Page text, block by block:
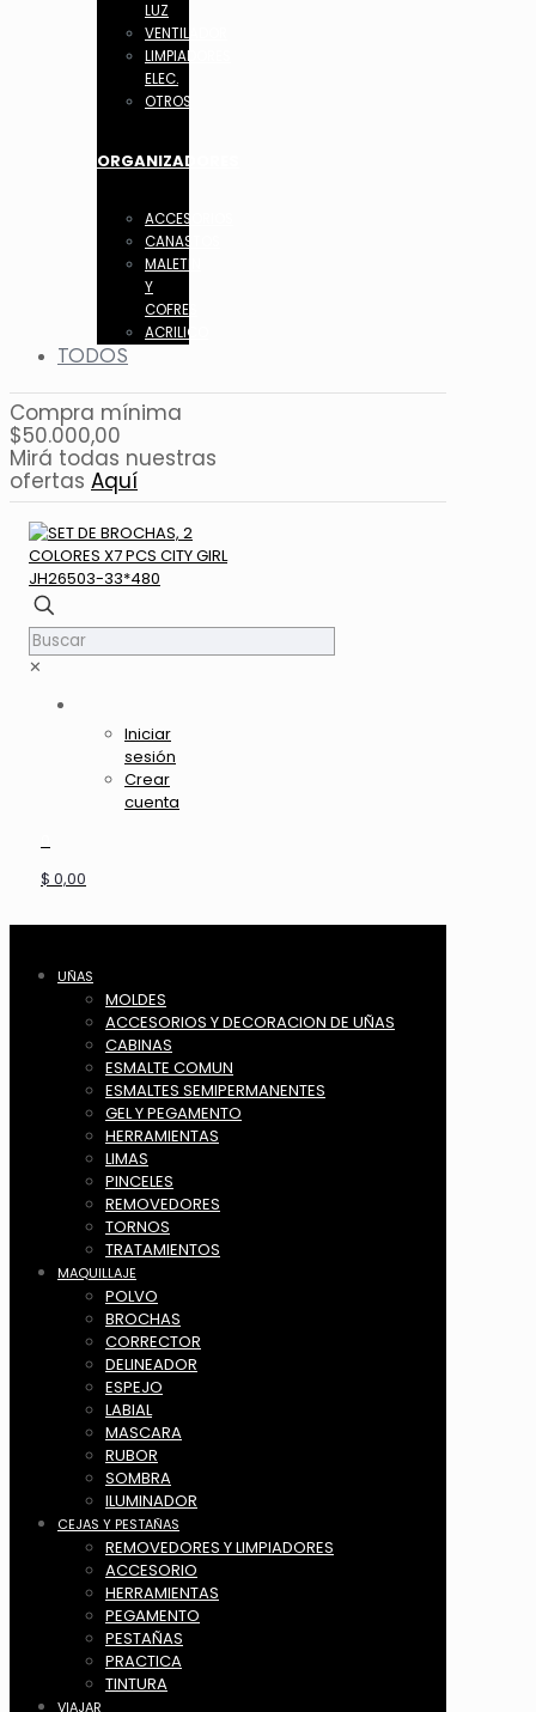
LUZ
VENTILADOR
LIMPIADORES
ELEC.
OTROS
ORGANIZADORES
ACCESORIOS
CANASTOS
MALETIN
Y
COFRES
ACRILICO
TODOS
Compra mínima
$50.000,00
Mirá todas nuestras
ofertas Aquí
✕
Iniciar
sesión
Crear
cuenta
$ 0,00
UÑAS
MOLDES
ACCESORIOS Y DECORACION DE UÑAS
CABINAS
ESMALTE COMUN
ESMALTES SEMIPERMANENTES
GEL Y PEGAMENTO
HERRAMIENTAS
LIMAS
PINCELES
REMOVEDORES
TORNOS
TRATAMIENTOS
MAQUILLAJE
POLVO
BROCHAS
CORRECTOR
DELINEADOR
ESPEJO
LABIAL
MASCARA
RUBOR
SOMBRA
ILUMINADOR
CEJAS Y PESTAÑAS
REMOVEDORES Y LIMPIADORES
ACCESORIO
HERRAMIENTAS
PEGAMENTO
PESTAÑAS
PRACTICA
TINTURA
VIAJAR